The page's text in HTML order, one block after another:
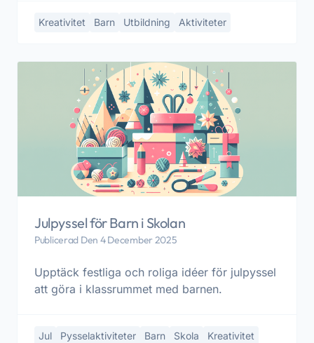
Kreativitet Barn Utbildning Aktiviteter
Julpyssel för Barn i Skolan
Publicerad Den 4 December 2025
Upptäck festliga och roliga idéer för julpyssel
att göra i klassrummet med barnen.
Jul Pysselaktiviteter Barn Skola Kreativitet